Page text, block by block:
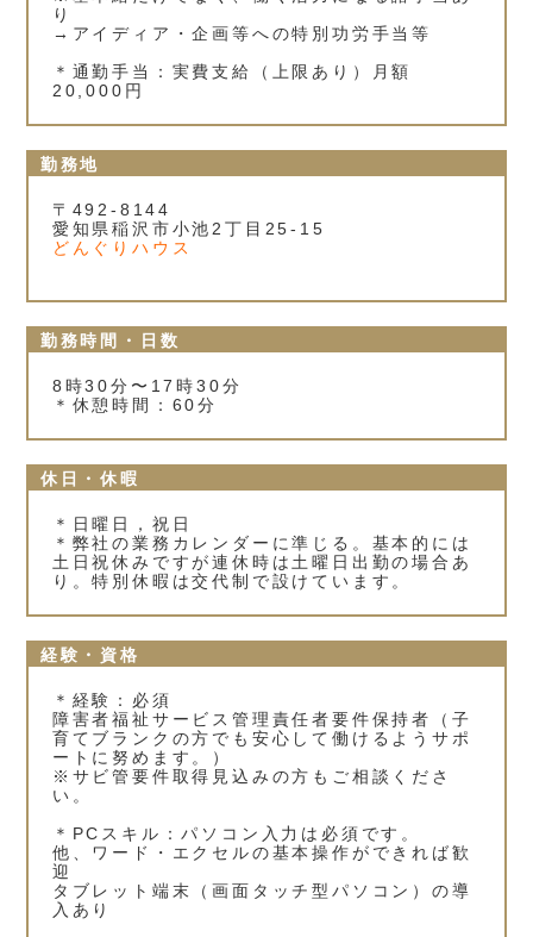
り
→アイディア・企画等への特別功労手当等
＊通勤手当：実費支給（上限あり）月額
20,000円
勤務地
〒492-8144
愛知県稲沢市小池2丁目25‐15
どんぐりハウス
勤務時間・日数
8時30分〜17時30分
＊休憩時間：60分
休日・休暇
＊日曜日，祝日
＊弊社の業務カレンダーに準じる。基本的には
土日祝休みですが連休時は土曜日出勤の場合あ
り。特別休暇は交代制で設けています。
経験・資格
＊経験：必須
障害者福祉サービス管理責任者要件保持者（子
育てブランクの方でも安心して働けるようサポ
ートに努めます。）
※サビ管要件取得見込みの方もご相談くださ
い。
＊PCスキル：パソコン入力は必須です。
他、ワード・エクセルの基本操作ができれば歓
迎
タブレット端末（画面タッチ型パソコン）の導
入あり